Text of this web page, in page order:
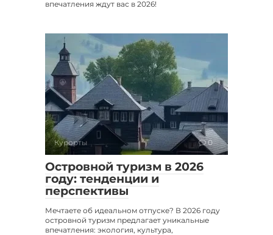
впечатления ждут вас в 2026!
Курорты 0
Островной туризм в 2026
году: тенденции и
перспективы
Мечтаете об идеальном отпуске? В 2026 году
островной туризм предлагает уникальные
впечатления: экология, культура,